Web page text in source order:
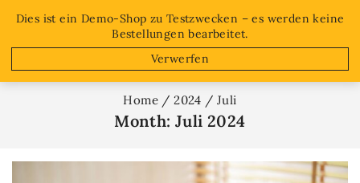
Dies ist ein Demo-Shop zu Testzwecken – es werden keine
Bestellungen bearbeitet.
Verwerfen
Free shipping on orders over $50!
Home / 2024 / Juli
Month: Juli 2024